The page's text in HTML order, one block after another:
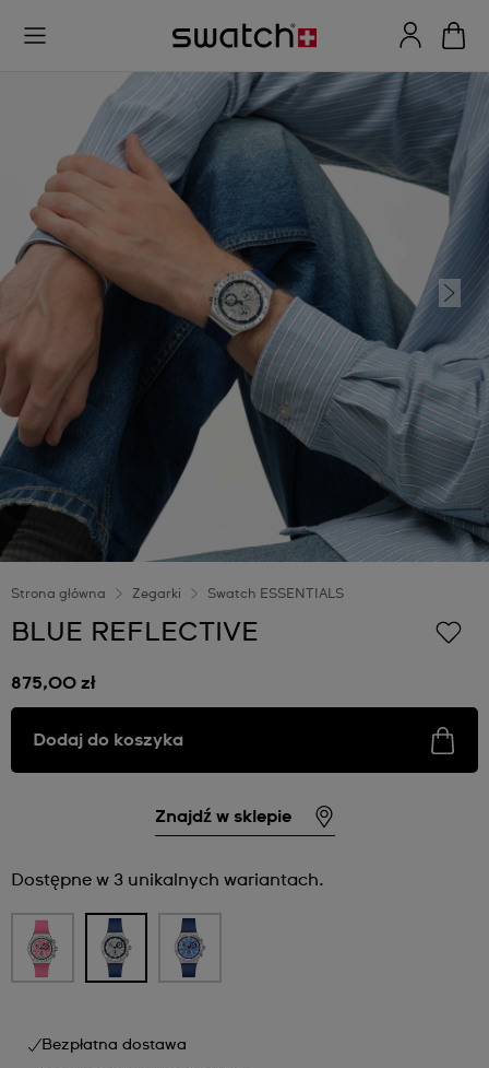
Strona główna Zegarki Swatch ESSENTIALS
BLUE REFLECTIVE
875,00 zł
Dodaj do koszyka
Znajdź w sklepie
Dostępne w 3 unikalnych wariantach.
Bezpłatna dostawa